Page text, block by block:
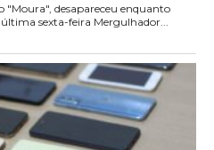
"Moura", desapareceu enquanto
sexta-feira Mergulhador...